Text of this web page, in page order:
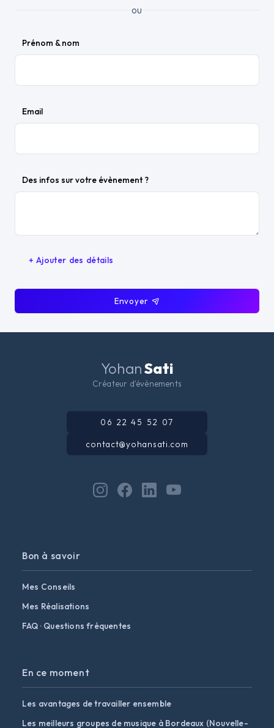
ou
Prénom & nom
Email
Des infos sur votre évènement ?
+ Ajouter des détails
Envoyer
YohanSati
Créateur d'évènements
06 22 45 52 07
contact@yohansati.com
Bon à savoir
Mes Conseils
Mes Réalisations
FAQ · Questions fréquentes
En ce moment
Les avantages de travailler ensemble
Les meilleurs groupes de musique à Bordeaux (Nouvelle-